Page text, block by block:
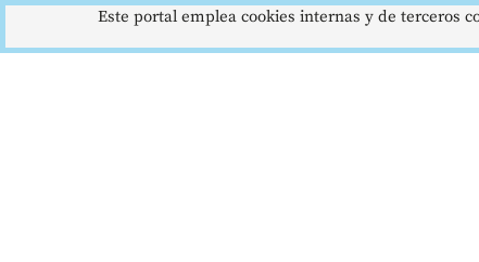
Este portal emplea cookies internas y de terceros